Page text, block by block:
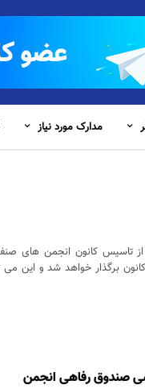
مدارک مورد نیاز
امیدی دوباره اکنون ۶ سال از تاسیس کانون
برگذار خواهد شد و این می
صندوق رفاهی انجمن